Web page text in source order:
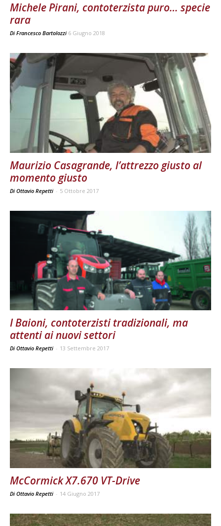
Michele Pirani, contoterzista puro… specie
rara
Di Francesco Bartolozzi 6 Giugno 2018
Maurizio Casagrande, l’attrezzo giusto al
momento giusto
Di Ottavio Repetti - 5 Ottobre 2017
I Baioni, contoterzisti tradizionali, ma
attenti ai nuovi settori
Di Ottavio Repetti - 13 Settembre 2017
McCormick X7.670 VT-Drive
Di Ottavio Repetti - 14 Giugno 2017